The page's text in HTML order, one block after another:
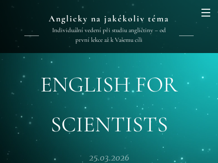
Anglicky na jakékoliv téma
Individuální vedení při studiu angličtiny – od
první lekce až k Vašemu cíli
ENGLISH FOR
SCIENTISTS
25.03.2026